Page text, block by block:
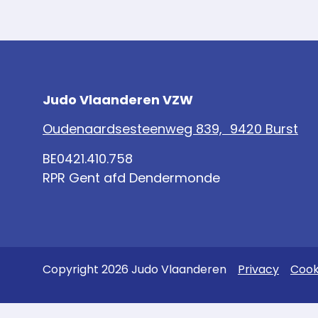
Judo Vlaanderen VZW
Oudenaardsesteenweg 839, 9420 Burst
BE0421.410.758
RPR Gent afd Dendermonde
Copyright 2026 Judo Vlaanderen Privacy